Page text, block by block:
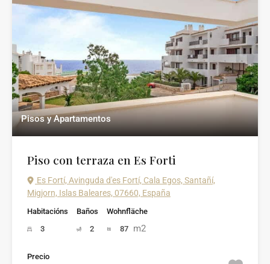
Pisos y Apartamentos
Piso con terraza en Es Forti
Es Fortí, Avinguda d'es Fortí, Cala Egos, Santañí,
Migjorn, Islas Baleares, 07660, España
Habitacións
3
Baños
2
Wohnfläche
87 m2
Precio